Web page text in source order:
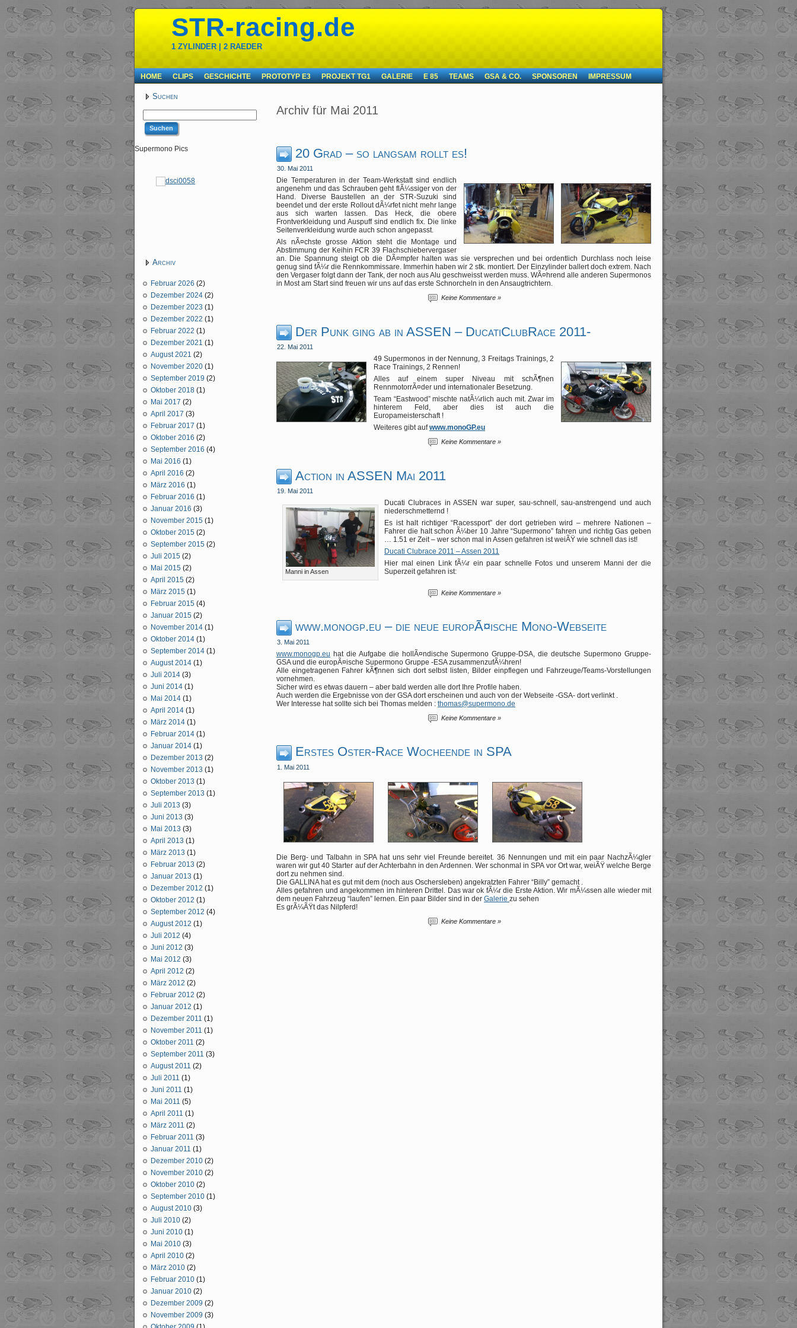
STR-racing.de
1 ZYLINDER | 2 RAEDER
HOME CLIPS GESCHICHTE PROTOTYP E3 PROJEKT TG1 GALERIE E 85 TEAMS GSA & CO. SPONSOREN IMPRESSUM
Suchen
Supermono Pics
Archiv
Februar 2026 (2)
Dezember 2024 (2)
Dezember 2023 (1)
Dezember 2022 (1)
Februar 2022 (1)
Dezember 2021 (1)
August 2021 (2)
November 2020 (1)
September 2019 (2)
Oktober 2018 (1)
Mai 2017 (2)
April 2017 (3)
Februar 2017 (1)
Oktober 2016 (2)
September 2016 (4)
Mai 2016 (1)
April 2016 (2)
März 2016 (1)
Februar 2016 (1)
Januar 2016 (3)
November 2015 (1)
Oktober 2015 (2)
September 2015 (2)
Juli 2015 (2)
Mai 2015 (2)
April 2015 (2)
März 2015 (1)
Februar 2015 (4)
Januar 2015 (2)
November 2014 (1)
Oktober 2014 (1)
September 2014 (1)
August 2014 (1)
Juli 2014 (3)
Juni 2014 (1)
Mai 2014 (1)
April 2014 (1)
März 2014 (1)
Februar 2014 (1)
Januar 2014 (1)
Dezember 2013 (2)
November 2013 (1)
Oktober 2013 (1)
September 2013 (1)
Juli 2013 (3)
Juni 2013 (3)
Mai 2013 (3)
April 2013 (1)
März 2013 (1)
Februar 2013 (2)
Januar 2013 (1)
Dezember 2012 (1)
Oktober 2012 (1)
September 2012 (4)
August 2012 (1)
Juli 2012 (4)
Juni 2012 (3)
Mai 2012 (3)
April 2012 (2)
März 2012 (2)
Februar 2012 (2)
Januar 2012 (1)
Dezember 2011 (1)
November 2011 (1)
Oktober 2011 (2)
September 2011 (3)
August 2011 (2)
Juli 2011 (1)
Juni 2011 (1)
Mai 2011 (5)
April 2011 (1)
März 2011 (2)
Februar 2011 (3)
Januar 2011 (1)
Dezember 2010 (2)
November 2010 (2)
Oktober 2010 (2)
September 2010 (1)
August 2010 (3)
Juli 2010 (2)
Juni 2010 (1)
Mai 2010 (3)
April 2010 (2)
März 2010 (2)
Februar 2010 (1)
Januar 2010 (2)
Dezember 2009 (2)
November 2009 (3)
Archiv für Mai 2011
20 Grad – so langsam rollt es!
30. Mai 2011
Die Temperaturen in der Team-Werkstatt sind endlich
angenehm und das Schrauben geht flÃ¼ssiger von der
Hand. Diverse Baustellen an der STR-Suzuki sind
beendet und der erste Rollout dÃ¼rfet nicht mehr lange
aus sich warten lassen. Das Heck, die obere
Frontverkleidung und Auspuff sind endlich fix. Die linke
Seitenverkleidung wurde auch schon angepasst.
Als nÃ¤chste grosse Aktion steht die Montage und
Abstimmung der Keihin FCR 39 Flachschiebervergaser
an. Die Spannung steigt ob die DÃ¤mpfer halten was sie versprechen und bei ordentlich Durchlass noch leise
genug sind fÃ¼r die Rennkommissare. Immerhin haben wir 2 stk. montiert. Der Einzylinder ballert doch extrem. Nach
den Vergaser folgt dann der Tank, der noch aus Alu geschweisst werden muss. WÃ¤hrend alle anderen Supermonos
in Most am Start sind freuen wir uns auf das erste Schnorcheln in den Ansaugtrichtern.
Keine Kommentare »
Der Punk ging ab in ASSEN – DucatiClubRace 2011-
22. Mai 2011
49 Supermonos in der Nennung, 3 Freitags Trainings, 2
Race Trainings, 2 Rennen!
Alles auf einem super Niveau mit schÃ¶nen
RennmotorrÃ¤der und internationaler Besetzung.
Team “Eastwood” mischte natÃ¼rlich auch mit. Zwar im
hinterem Feld, aber dies ist auch die
Europameisterschaft !
Weiteres gibt aufwww.monoGP.eu
Keine Kommentare »
Action in ASSEN Mai 2011
19. Mai 2011
Manni in Assen
Ducati Clubraces in ASSEN war super, sau-schnell, sau-anstrengend und auch
niederschmetternd !
Es ist halt richtiger “Racessport” der dort getrieben wird – mehrere Nationen –
Fahrer die halt schon Ã¼ber 10 Jahre “Supermono” fahren und richtig Gas geben
… 1.51 er Zeit – wer schon mal in Assen gefahren ist weiÃŸ wie schnell das ist!
Ducati Clubrace 2011 – Assen 2011
Hier mal einen Link fÃ¼r ein paar schnelle Fotos und unserem Manni der die
Superzeit gefahren ist:
Keine Kommentare »
www.monogp.eu – die neue europÃ¤ische Mono-Webseite
3. Mai 2011
www.monogp.eu hat die Aufgabe die hollÃ¤ndische Supermono Gruppe-DSA, die deutsche Supermono Gruppe-
GSA und die europÃ¤ische Supermono Gruppe -ESA zusammenzufÃ¼hren!
Alle eingetragenen Fahrer kÃ¶nnen sich dort selbst listen, Bilder einpflegen und Fahrzeuge/Teams-Vorstellungen
vornehmen.
Sicher wird es etwas dauern – aber bald werden alle dort Ihre Profile haben.
Auch werden die Ergebnisse von der GSA dort erscheinen und auch von der Webseite -GSA- dort verlinkt .
Wer Interesse hat sollte sich bei Thomas melden : thomas@supermono.de
Keine Kommentare »
Erstes Oster-Race Wocheende in SPA
1. Mai 2011
Die Berg- und Talbahn in SPA hat uns sehr viel Freunde bereitet. 36 Nennungen und mit ein paar NachzÃ¼gler
waren wir gut 40 Starter auf der Achterbahn in den Ardennen. Wer schonmal in SPA vor Ort war, weiÃŸ welche Berge
dort zu nehmen sind.
Die GALLINA hat es gut mit dem (noch aus Oschersleben) angekratzten Fahrer “Billy” gemacht .
Alles gefahren und angekommen im hinteren Drittel. Das war ok fÃ¼r die Erste Aktion. Wir mÃ¼ssen alle wieder mit
dem neuen Fahrzeug “laufen” lernen. Ein paar Bilder sind in der Galerie zu sehen
Es grÃ¼ÃŸt das Nilpferd!
Keine Kommentare »